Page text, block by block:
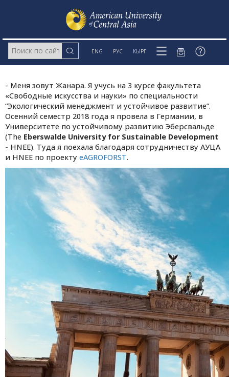
ENG РУС КЫРГ
- Меня зовут Жанара. Я учусь на 3 курсе факультета
«Свободные искусства и науки» по специальности
“Экологический менеджмент и устойчивое развитие”.
Осенний семестр 2018 года я провела в Германии, в
Университете по устойчивому развитию Эберсвальде
(The Eberswalde University for Sustainable Development
- HNEE). Туда я поехала благодаря сотрудничеству АУЦА
и HNEE по проекту eAGROFORST.